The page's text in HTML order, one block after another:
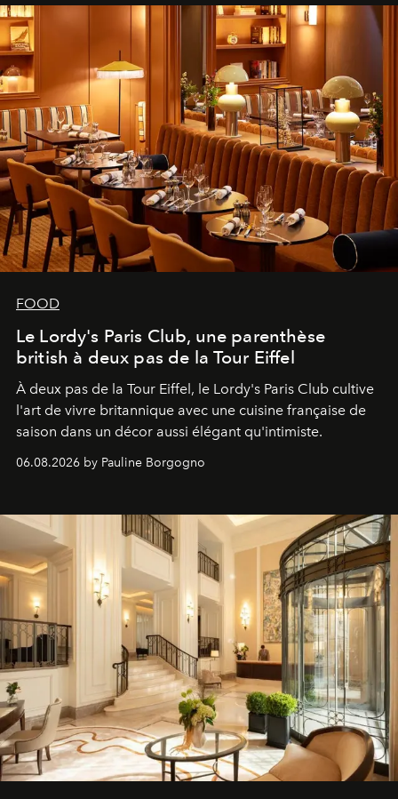
FOOD
Le Lordy's Paris Club, une parenthèse
british à deux pas de la Tour Eiffel
À deux pas de la Tour Eiffel, le Lordy's Paris Club cultive
l'art de vivre britannique avec une cuisine française de
saison dans un décor aussi élégant qu'intimiste.
06.08.2026 by Pauline Borgogno